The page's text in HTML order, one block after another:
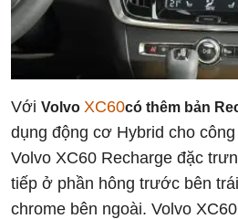
Với Volvo XC60có thêm bản
dụng động cơ Hybrid cho
Volvo XC60 Recharge đặc
tiếp ở phần hông trước bên
chrome bên ngoài. Volvo